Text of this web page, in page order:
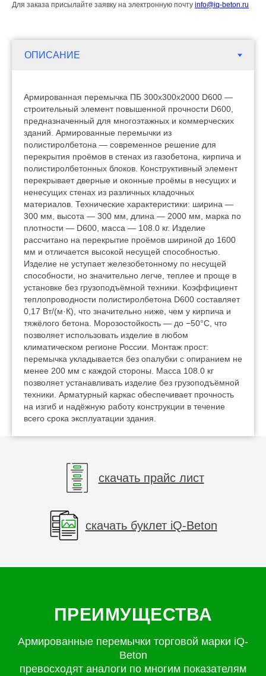
Для заказа присылайте заявку на электронную почту info@iq-beton.ru
Армированная перемычка ПБ 300х300х2000 D600 —
строительный элемент повышенной прочности D600,
предназначенный для многоэтажных и коммерческих
зданий. Армированные перемычки из
полистиролбетона — современное решение для
перекрытия проёмов в стенах из газобетона, кирпича и
полистиролбетонных блоков. Конструктивный элемент
перекрывает дверные и оконные проёмы в несущих и
ненесущих стенах из различных кладочных
материалов. Технические характеристики: ширина —
300 мм, высота — 300 мм, длина — 2000 мм, марка по
плотности — D600, масса — 108.0 кг. Изделие
рассчитано на перекрытие проёмов шириной до 1600
мм и отличается высокой несущей способностью.
Изделие не уступает железобетонному по несущей
способности, но значительно легче, теплее и проще в
установке без грузоподъёмной техники. Коэффициент
теплопроводности полистиролбетона D600 составляет
0,17 Вт/(м·К), что значительно ниже, чем у кирпича и
тяжёлого бетона. Морозостойкость — до −50°C, что
позволяет использовать изделие в любом
климатическом регионе России. Монтаж прост:
перемычка укладывается без опалубки с опиранием не
менее 200 мм с каждой стороны. Масса 108.0 кг
позволяет устанавливать изделие без грузоподъёмной
техники. Арматурный каркас обеспечивает прочность
на изгиб и надёжную работу конструкции в течение
всего срока эксплуатации здания.
скачать прайс лист
скачать буклет iQ-Beton
ПРЕИМУЩЕСТВА
Армированные перемычки торговой марки iQ-
Beton
превосходят аналоги по многим показателям